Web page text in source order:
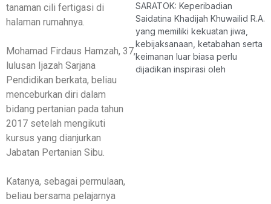
tanaman cili fertigasi di
halaman rumahnya.
Mohamad Firdaus Hamzah, 37,
lulusan Ijazah Sarjana
Pendidikan berkata, beliau
menceburkan diri dalam
bidang pertanian pada tahun
2017 setelah mengikuti
kursus yang dianjurkan
Jabatan Pertanian Sibu.
Katanya, sebagai permulaan,
beliau bersama pelajarnya
SARATOK: Keperibadian
Saidatina Khadijah Khuwailid R.A.
yang memiliki kekuatan jiwa,
kebijaksanaan, ketabahan serta
keimanan luar biasa perlu
dijadikan inspirasi oleh